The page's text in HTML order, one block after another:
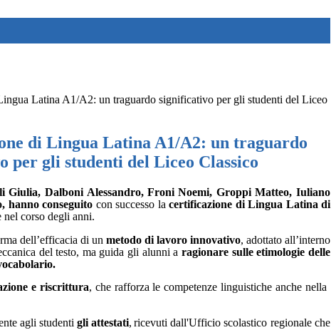
Latina A1/A2: un traguardo significativo per gli studenti del Liceo
di Lingua Latina A1/A2: un traguardo
per gli studenti del Liceo Classico
Giulia, Dalboni Alessandro, Froni Noemi, Groppi Matteo, Iuliano
hanno conseguito con successo lacertificazione di Lingua Latina di
nel corso deglianni.
dell’efficacia di un metodo di lavoro innovativo, adottato all’interno
del testo, ma guida gli alunni aragionare sulle etimologie delle
e riscrittura, che rafforza le competenze linguistiche anche nella
agli studenti gli attestati, ricevuti dall'Ufficio scolastico regionale che